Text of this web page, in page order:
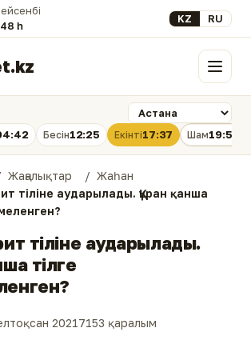
һ.
Select your
KZ RU
Мәзір
Бесін12:25 Екінті17:37 Шам19:58
Жаңалықтар
Жаһан
тіліне аударылады. Құран қанша
тіліне аударылады.
тілге
20217153 қаралым